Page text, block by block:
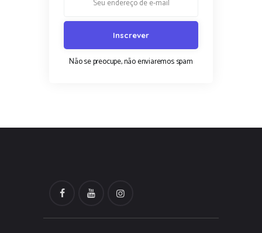
Não se preocupe, não enviaremos spam